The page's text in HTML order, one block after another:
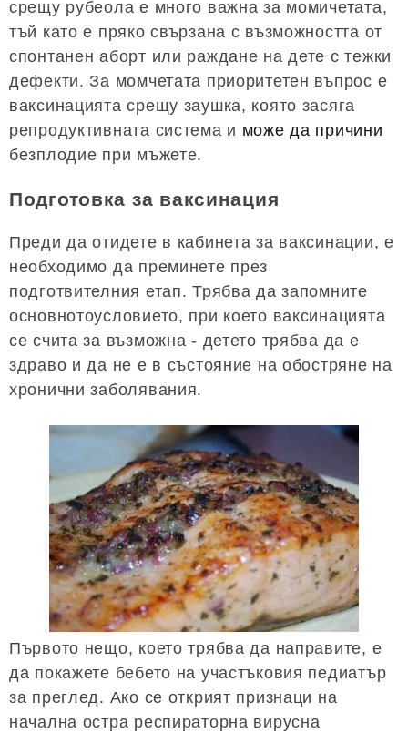
срещу рубеола е много важна за момичетата,
тъй като е пряко свързана с възможността от
спонтанен аборт или раждане на дете с тежки
дефекти. За момчетата приоритетен въпрос е
ваксинацията срещу заушка, която засяга
репродуктивната система и може да причини
безплодие при мъжете.
Подготовка за ваксинация
Преди да отидете в кабинета за ваксинации, е
необходимо да преминете през
подготвителния етап. Трябва да запомните
основнотоусловието, при което ваксинацията
се счита за възможна - детето трябва да е
здраво и да не е в състояние на обостряне на
хронични заболявания.
Първото нещо, което трябва да направите, е
да покажете бебето на участъковия педиатър
за преглед. Ако се открият признаци на
начална остра респираторна вирусна